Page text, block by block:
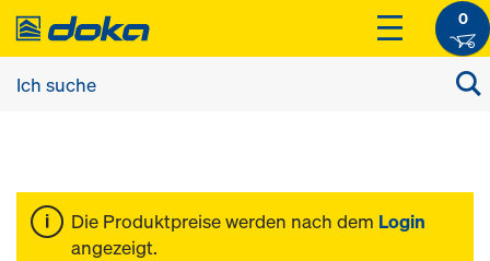
0
Die Produktpreise werden nach dem Login
angezeigt.